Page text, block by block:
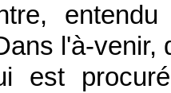
l'à-
est